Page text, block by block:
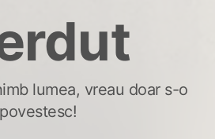
lumea, vreau doar s-o
povestesc!